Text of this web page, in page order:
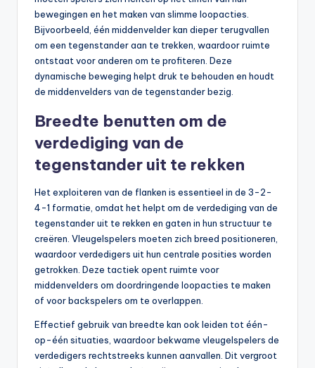
bewegingen en het maken van slimme loopacties.
Bijvoorbeeld, één middenvelder kan dieper terugvallen
om een tegenstander aan te trekken, waardoor ruimte
ontstaat voor anderen om te profiteren. Deze
dynamische beweging helpt druk te behouden en houdt
de middenvelders van de tegenstander bezig.
Breedte benutten om de
verdediging van de
tegenstander uit te rekken
Het exploiteren van de flanken is essentieel in de 3-2-
4-1 formatie, omdat het helpt om de verdediging van de
tegenstander uit te rekken en gaten in hun structuur te
creëren. Vleugelspelers moeten zich breed positioneren,
waardoor verdedigers uit hun centrale posities worden
getrokken. Deze tactiek opent ruimte voor
middenvelders om doordringende loopacties te maken
of voor backspelers om te overlappen.
Effectief gebruik van breedte kan ook leiden tot één-
op-één situaties, waardoor bekwame vleugelspelers de
verdedigers rechtstreeks kunnen aanvallen. Dit vergroot